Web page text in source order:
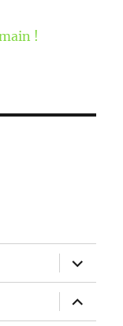
!
ouvrir
le
sous-
menu
ouvrir
le
sous-